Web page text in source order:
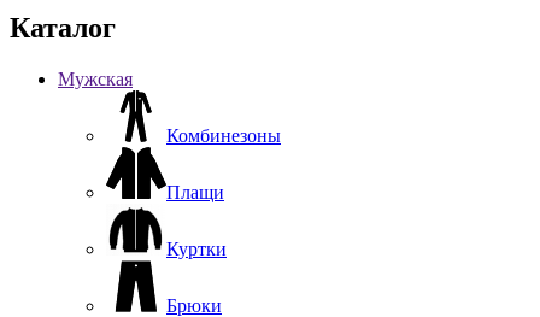
Каталог
Мужская
Комбинезоны
Плащи
Куртки
Брюки